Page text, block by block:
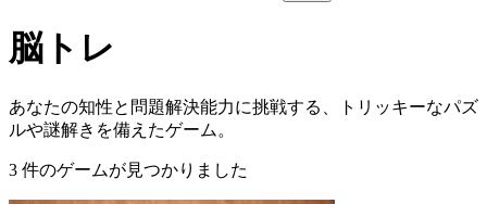
脳トレ
あなたの知性と問題解決能力に挑戦する、トリッキーなパズ
ルや謎解きを備えたゲーム。
3 件のゲームが見つかりました